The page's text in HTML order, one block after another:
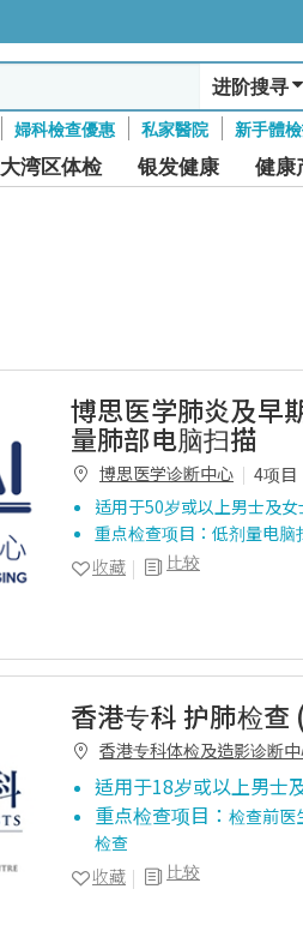
进阶搜寻
婦科檢查優惠 私家醫院 新手體
大湾区体检 银发健康 健康
博思医学肺炎及早
量肺部电脑扫描
博思医学诊断中心
4项目
适用于50岁或以上男士及女
重点检查项目：低剂量电脑
比较
收藏
香港专科 护肺检查
香港专科体检及造影诊断
适用于18岁或以上男士
重点检查项目： 检查前医
检查
比较
收藏